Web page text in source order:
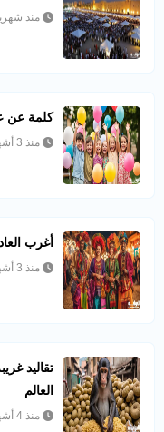
منذ
كلمة عن
منذ 3 أشهر
أغرب
منذ 3 أشهر
تقاليد
العالم
منذ 4 أشهر